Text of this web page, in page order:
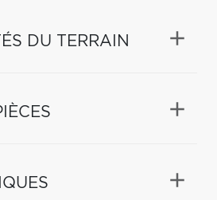
DU TERRAIN